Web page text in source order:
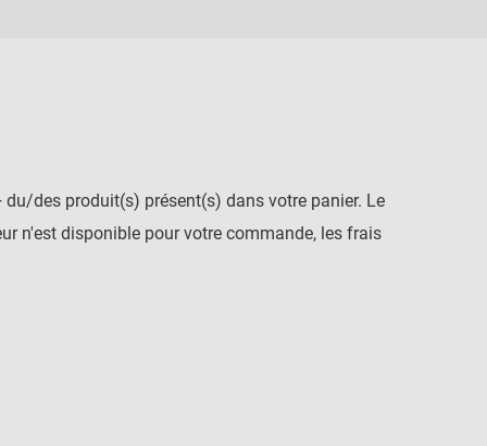
des produit(s) présent(s) dans votre panier. Le
n'est disponible pour votre commande, les frais